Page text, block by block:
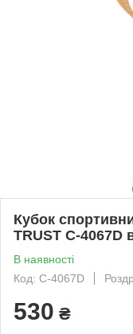
Кубок
TRUST C-4067D
В наявності
Код: C-4067D
530 ₴